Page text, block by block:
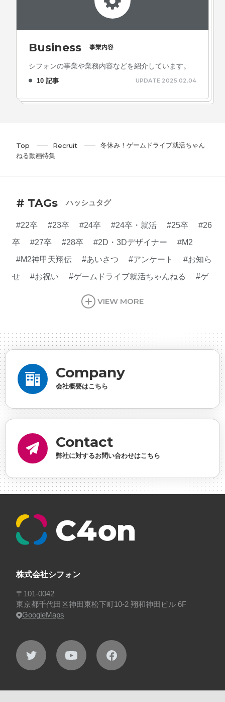
Business 事業内容
シフォンの事業や業務内容などを紹介しています。
10 記事 UPDATE 2025.02.04
Top Recruit
冬休み！ゲームドライブ就活ちゃん
ねる動画特集
# TAGs ハッシュタグ
#22卒 #23卒 #24卒 #24卒・就活 #25卒
#26
卒
#27卒 #28卒 #2D・3Dデザイナー
#M2
#M2神甲天翔伝
#あいさつ #アンケート
#お知ら
せ
#お祝い #ゲームドライブ就活ちゃんねる
#ゲ
#ゲーム開発
#シフォンめし
デザイナー
#プランナー #プログラマー
#プログ
ラム愛
事業実績
#事業紹介 #仕事紹介
#休業日
らん
#健康企業宣言 #健康優良法人 #入社式
#
理・ゲームPM
#勉強会
に理解した
#採用
#採用向け #新卒 #新卒採用
#歓迎会
ュー
#福利厚生
プロジェクト・サービス
#行事
VIEW MORE
Company
会社概要はこちら
Contact
弊社に対するお問い合わせはこちら
株式会社シフォン
〒101-0042
東京都千代田区神田東松下町10-2 翔和神田ビル 6F
GoogleMaps